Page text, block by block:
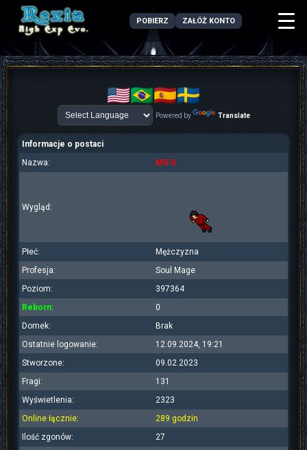
POBIERZ ZAŁÓŻ KONTO
Powered by Translate
Informacje o postaci
Nazwa:
MS II
Wygląd:
Płeć:
Mężczyzna
Profesja:
Soul Mage
Poziom:
397364
Reborn:
0
Domek:
Brak
Ostatnie logowanie:
12.09.2024, 19:21
Stworzone:
09.02.2023
Fragi:
131
Wyświetlenia:
2323
Online łącznie:
289 godzin
Ilość zgonów:
27